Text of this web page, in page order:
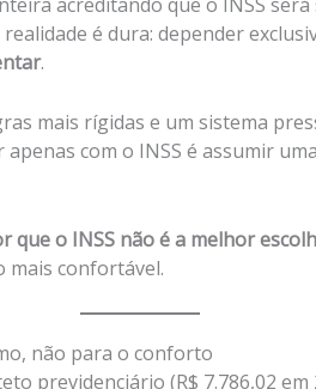
é dura: depender
.
mais rígidas e um sistema
com o INSS é assumir
que o INSS não é a melhor
confortável.
não para o conforto
previdenciário (R$ 7.786,02 em